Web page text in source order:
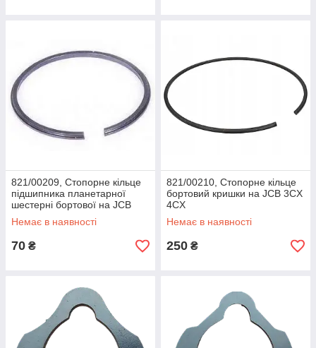
821/00209, Стопорне кільце
підшипника планетарної
шестерні бортової на JCB
3CX 4CX
Немає в наявності
70 ₴
821/00210, Стопорне кільце
бортовий кришки на JCB 3CX
4CX
Немає в наявності
250 ₴